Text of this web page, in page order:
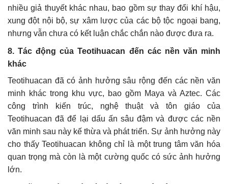
nhiều giả thuyết khác nhau, bao gồm sự thay đổi khí hậu,
xung đột nội bộ, sự xâm lược của các bộ tộc ngoại bang,
nhưng vẫn chưa có kết luận chắc chắn nào được đưa ra.
8. Tác động của Teotihuacan đến các nền văn minh
khác
Teotihuacan đã có ảnh hưởng sâu rộng đến các nền văn
minh khác trong khu vực, bao gồm Maya và Aztec. Các
công trình kiến trúc, nghệ thuật và tôn giáo của
Teotihuacan đã để lại dấu ấn sâu đậm và được các nền
văn minh sau này kế thừa và phát triển. Sự ảnh hưởng này
cho thấy Teotihuacan không chỉ là một trung tâm văn hóa
quan trọng mà còn là một cường quốc có sức ảnh hưởng
lớn.